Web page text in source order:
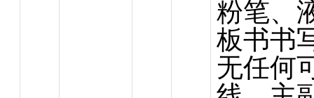
粉笔、
板书书
无任何